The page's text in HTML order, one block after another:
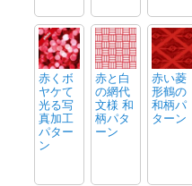
赤くボ
ヤケて
光る写
真加工
パター
ン
赤と白
の網代
文様 和
柄パタ
ーン
赤い菱
形鶴の
和柄パ
ターン